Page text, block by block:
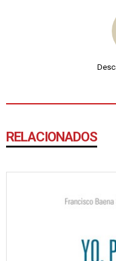
RELACIONADOS